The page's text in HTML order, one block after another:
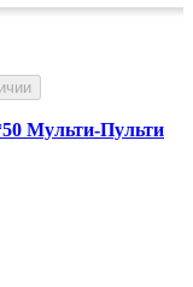
Мульти-Пульти